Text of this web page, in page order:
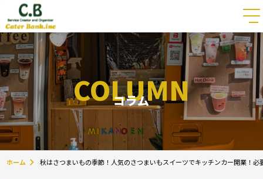
COLUMN
コラム
ホーム 秋はさつまいもの季節！人気のさつまいもスイーツでキッチンカー開業！必